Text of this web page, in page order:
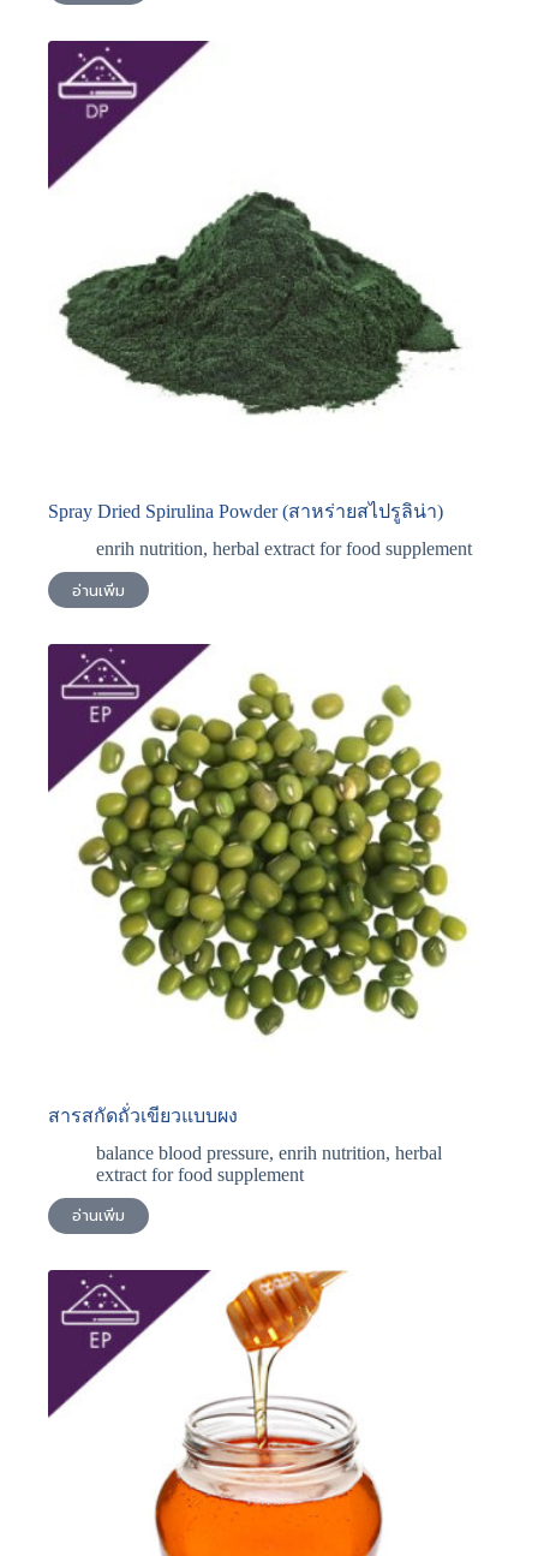
Spray Dried Spirulina Powder (สาหร่ายสไปรูลิน่า)
enrih nutrition, herbal extract for food supplement
อ่านเพิ่ม
สารสกัดถั่วเขียวแบบผง
balance blood pressure, enrih nutrition, herbal
extract for food supplement
อ่านเพิ่ม